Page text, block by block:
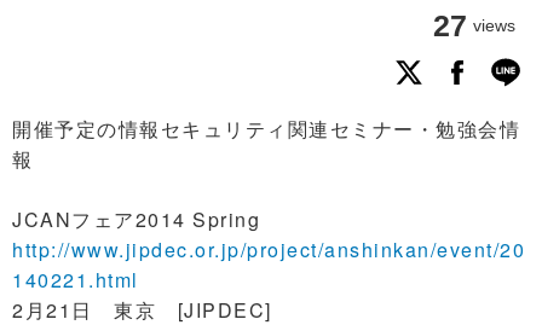
27 views
開催予定の情報セキュリティ関連セミナー・勉強会情
報
JCANフェア2014 Spring
http://www.jipdec.or.jp/project/anshinkan/event/20
140221.html
2月21日 東京 [JIPDEC]